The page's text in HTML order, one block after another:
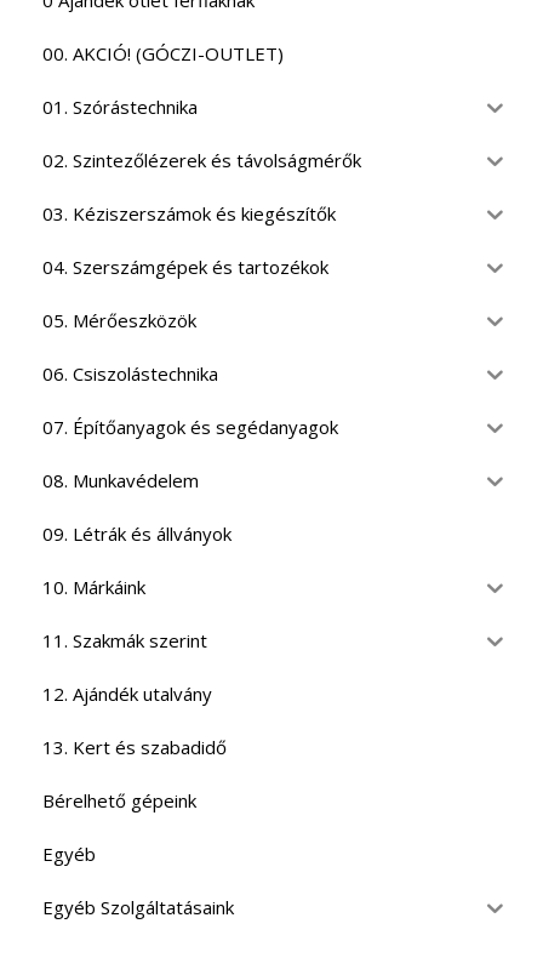
00. AKCIÓ! (GÓCZI-OUTLET)
01. Szórástechnika
02. Szintezőlézerek és távolságmérők
03. Kéziszerszámok és kiegészítők
04. Szerszámgépek és tartozékok
05. Mérőeszközök
06. Csiszolástechnika
07. Építőanyagok és segédanyagok
08. Munkavédelem
09. Létrák és állványok
10. Márkáink
11. Szakmák szerint
12. Ajándék utalvány
13. Kert és szabadidő
Bérelhető gépeink
Egyéb
Egyéb Szolgáltatásaink